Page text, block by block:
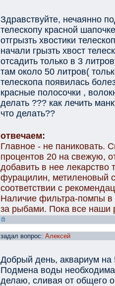
Здравствуйте, нечаянно
телескопу красной
отгрызть хвостики
начали грызть хвост
отсадить только в 3
там около 50 литров(
телескопа появилась
красные полосочки ,
делать ??? как лечить
что делать??
отвечаем:
Главное - не паниковать.
процентов 20 на свежую,
добавить в нее лекарство
фурацилин, метиленовый
соответствии с
Наличие фильтра-помпы в
за рыбами. Пока все наши
задал вопрос: Алексей
Добрый день, аквариум на
Подмена воды
делаю, сливая от общего